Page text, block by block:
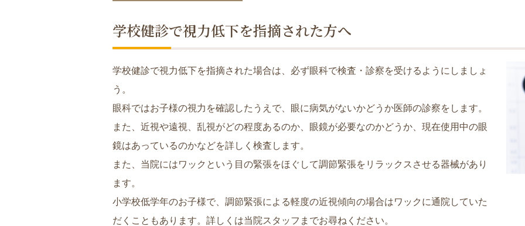
学校健診で視力低下を指摘された方へ
学校健診で視力低下を指摘された場合は、必ず眼科で検査・診察を受けるようにしましょ
う。
眼科ではお子様の視力を確認したうえで、眼に病気がないかどうか医師の診察をします。
また、近視や遠視、乱視がどの程度あるのか、眼鏡が必要なのかどうか、現在使用中の眼
鏡はあっているのかなどを詳しく検査します。
また、当院にはワックという目の緊張をほぐして調節緊張をリラックスさせる器械があり
ます。
小学校低学年のお子様で、調節緊張による軽度の近視傾向の場合はワックに通院していた
だくこともあります。詳しくは当院スタッフまでお尋ねください。